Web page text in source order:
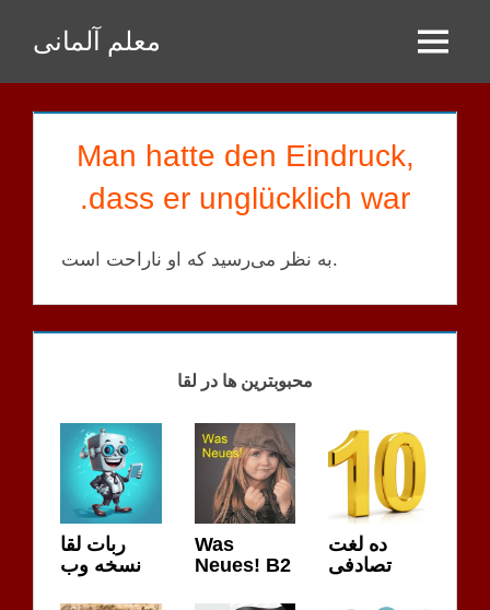
Inhalt
springen
معلم آلمانی Menu
Man hatte den Eindruck,
dass er unglücklich war.
به نظر می‌رسید که او ناراحت است.
محبوبترین ها در لقا
ربات لقا
نسخه وب
Was
Neues! B2
ده لغت
تصادفی